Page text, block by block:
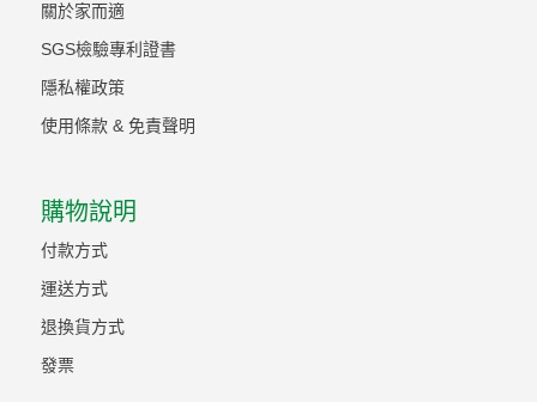
關於家而適
SGS檢驗專利證書
隱私權政策
使用條款 & 免責聲明
購物說明
付款方式
運送方式
退換貨方式
發票